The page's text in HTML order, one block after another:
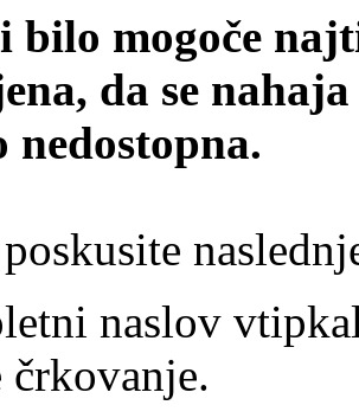
bilo mogoče
da se
nedostopna.
naslov
črkovanje.